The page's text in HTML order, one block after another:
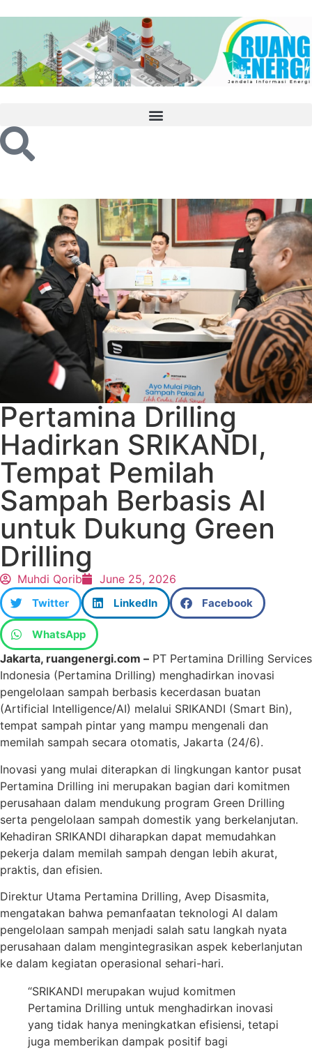
Pertamina Drilling
Hadirkan SRIKANDI,
Tempat Pemilah
Sampah Berbasis AI
untuk Dukung Green
Drilling
Muhdi Qorib June 25, 2026
Twitter LinkedIn Facebook
WhatsApp
Jakarta, ruangenergi.com – PT Pertamina Drilling Services
Indonesia (Pertamina Drilling) menghadirkan inovasi
pengelolaan sampah berbasis kecerdasan buatan
(Artificial Intelligence/AI) melalui SRIKANDI (Smart Bin),
tempat sampah pintar yang mampu mengenali dan
memilah sampah secara otomatis, Jakarta (24/6).
Inovasi yang mulai diterapkan di lingkungan kantor pusat
Pertamina Drilling ini merupakan bagian dari komitmen
perusahaan dalam mendukung program Green Drilling
serta pengelolaan sampah domestik yang berkelanjutan.
Kehadiran SRIKANDI diharapkan dapat memudahkan
pekerja dalam memilah sampah dengan lebih akurat,
praktis, dan efisien.
Direktur Utama Pertamina Drilling, Avep Disasmita,
mengatakan bahwa pemanfaatan teknologi AI dalam
pengelolaan sampah menjadi salah satu langkah nyata
perusahaan dalam mengintegrasikan aspek keberlanjutan
ke dalam kegiatan operasional sehari-hari.
“SRIKANDI merupakan wujud komitmen
Pertamina Drilling untuk menghadirkan inovasi
yang tidak hanya meningkatkan efisiensi, tetapi
juga memberikan dampak positif bagi